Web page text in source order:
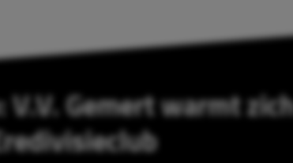
Gemert warmt